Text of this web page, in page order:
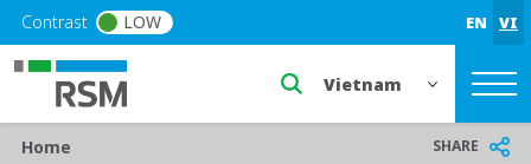
Skip to main content
Contrast LOW EN VI
Select a region or
Breadcrumb
Home SHARE